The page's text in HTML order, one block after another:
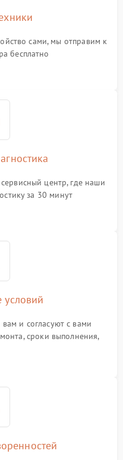
сами, мы отправим к
бесплатно
центр, где наши
за 30 минут
условий
и согласуют с вами
сроки выполнения,